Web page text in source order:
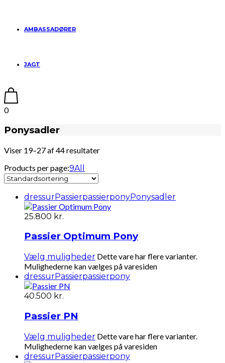
AMBASSADØRER
JAGT
0
Ponysadler
Viser 19–27 af 44 resultater
Products per page:9All
dressurPassierpassierponyPonysadler
25.800 kr.
Passier Optimum Pony
Vælg muligheder Dette vare har flere varianter.
Mulighederne kan vælges på varesiden
dressurPassierpassierpony
40.500 kr.
Passier PN
Vælg muligheder Dette vare har flere varianter.
Mulighederne kan vælges på varesiden
dressurPassierpassierpony